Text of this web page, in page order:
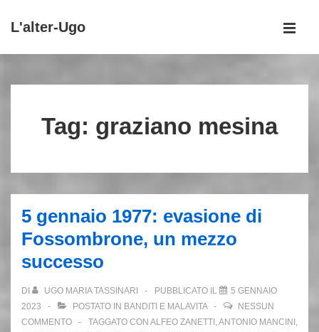
Vai
principale
L'alter-Ugo
principale
Tag: graziano mesina
5 gennaio 1977: evasione di
Fossombrone, un mezzo
successo
DI UGO MARIA TASSINARI PUBBLICATO IL
5 GENNAIO
2023
POSTATO IN BANDITI E MALAVITA
NESSUN
COMMENTO
TAGGATO CON ALFEO ZANETTI ,ANTONIO MANCINI ,